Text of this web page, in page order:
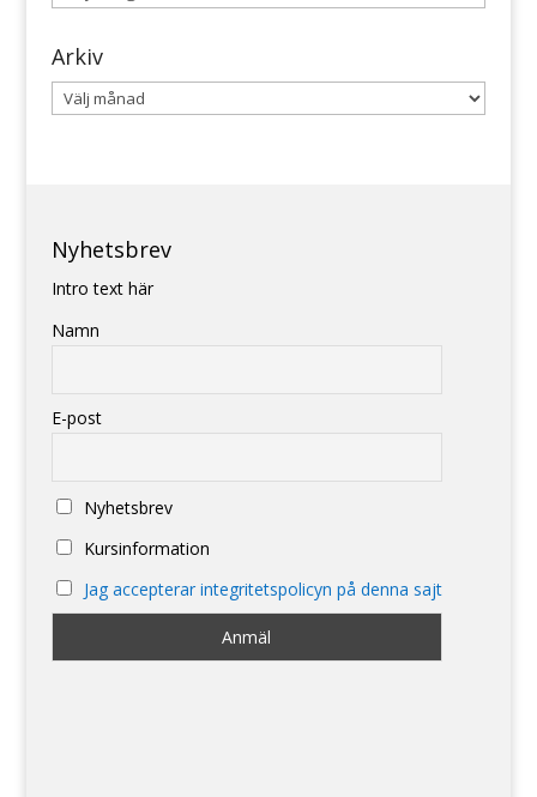
Arkiv
Arkiv
Nyhetsbrev
Intro text här
Namn
E-post
Nyhetsbrev
Kursinformation
Jag accepterar integritetspolicyn på denna sajt